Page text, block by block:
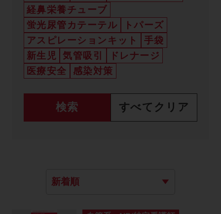
経鼻栄養チューブ
蛍光尿管カテーテル
トパーズ
アスピレーションキット
手袋
新生児
気管吸引
ドレナージ
医療安全
感染対策